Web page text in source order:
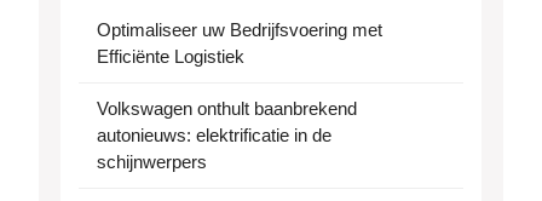
Optimaliseer uw Bedrijfsvoering met
Efficiënte Logistiek
Volkswagen onthult baanbrekend
autonieuws: elektrificatie in de
schijnwerpers